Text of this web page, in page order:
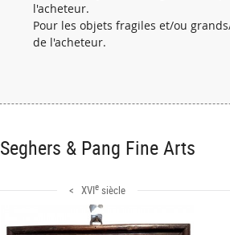
l'acheteur.
Pour les objets fragiles et/ou
de l'acheteur.
Seghers & Pang Fine Arts
< XVIe siècle